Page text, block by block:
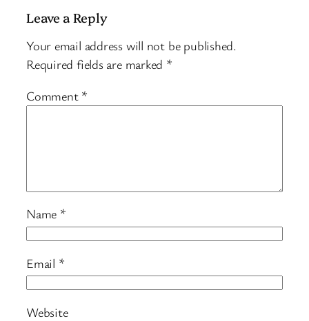
Leave a Reply
Your email address will not be published.
Required fields are marked *
Comment *
Name *
Email *
Website